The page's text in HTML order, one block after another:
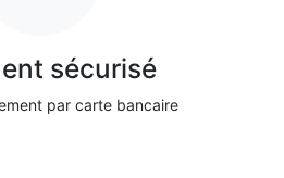
sécurisé
par carte bancaire